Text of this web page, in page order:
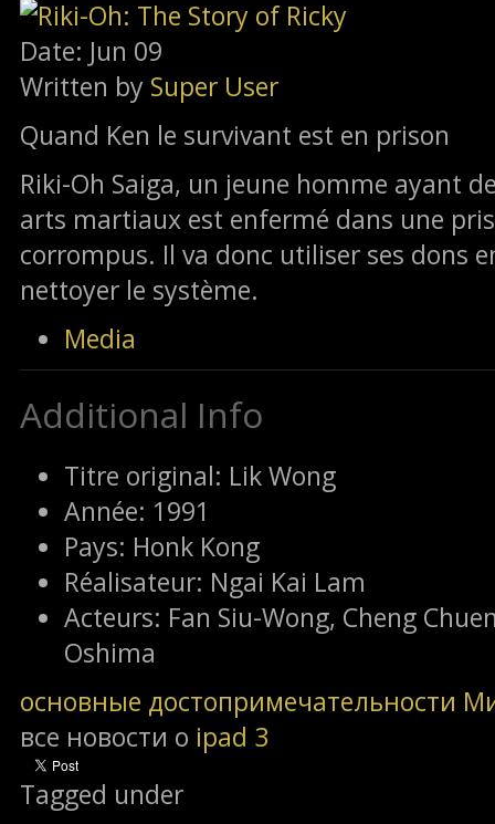
Date: Jun 09
Written by Super User
Quand Ken le survivant est en prison
Riki-Oh Saiga, un jeune homme ayant
arts martiaux est enfermé dans une
corrompus. Il va donc utiliser ses dons
nettoyer le système.
Media
Additional Info
Titre original: Lik Wong
Année: 1991
Pays: Honk Kong
Réalisateur: Ngai Kai Lam
Acteurs: Fan Siu-Wong, Cheng
Oshima
основные достопримечательности
все новости о ipad 3
Tagged under